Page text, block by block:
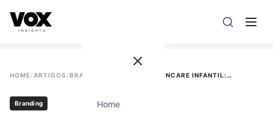
A direção estratégica é liderada por Vanessa Caldas e a
Home
HOME/ARTIGOS /BRANDING MARCAS DE SKINCARE INFANTIL: MAPEAMENTO E INSIGHTS
Branding